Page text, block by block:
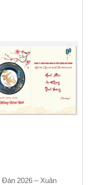
Đán 2026 – Xuân